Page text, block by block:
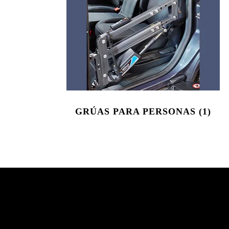
GRÚAS PARA PERSONAS (1)